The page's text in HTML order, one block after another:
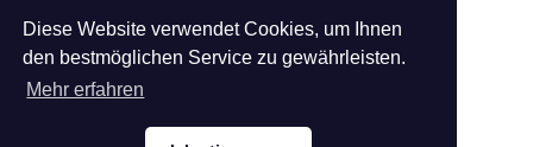
Diese Website verwendet Cookies, um Ihnen
den bestmöglichen Service zu gewährleisten.
Mehr erfahren